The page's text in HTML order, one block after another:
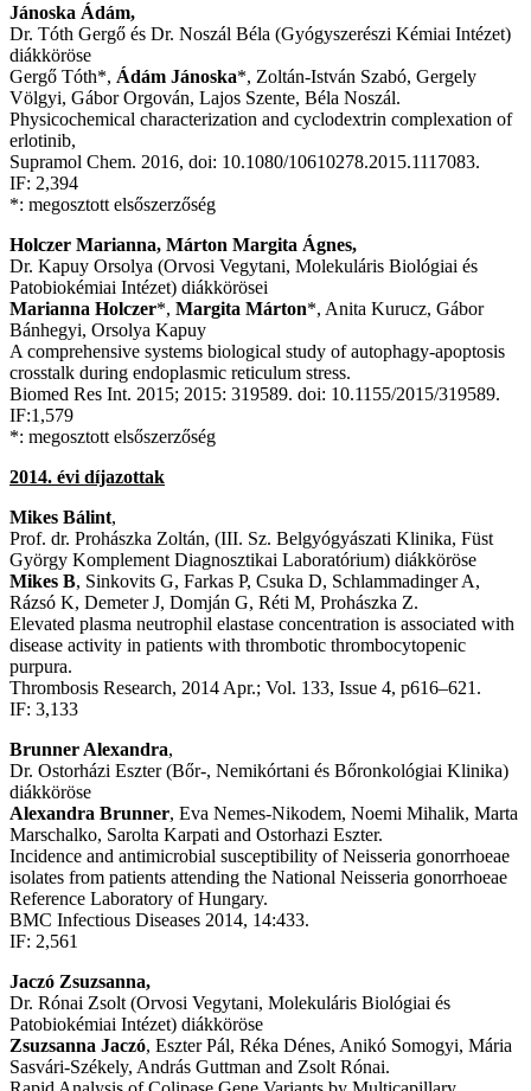
Jánoska Ádám,
Dr. Tóth Gergő és Dr. Noszál Béla (Gyógyszerészi Kémiai Intézet)
diákköröse
Gergő Tóth*, Ádám Jánoska*, Zoltán-István Szabó, Gergely
Völgyi, Gábor Orgován, Lajos Szente, Béla Noszál.
Physicochemical characterization and cyclodextrin complexation of
erlotinib,
Supramol Chem. 2016, doi: 10.1080/10610278.2015.1117083.
IF: 2,394
*: megosztott elsőszerzőség
Holczer Marianna, Márton Margita Ágnes,
Dr. Kapuy Orsolya (Orvosi Vegytani, Molekuláris Biológiai és
Patobiokémiai Intézet) diákkörösei
Marianna Holczer*, Margita Márton*, Anita Kurucz, Gábor
Bánhegyi, Orsolya Kapuy
A comprehensive systems biological study of autophagy-apoptosis
crosstalk during endoplasmic reticulum stress.
Biomed Res Int. 2015; 2015: 319589. doi: 10.1155/2015/319589.
IF:1,579
*: megosztott elsőszerzőség
2014. évi díjazottak
Mikes Bálint,
Prof. dr. Prohászka Zoltán, (III. Sz. Belgyógyászati Klinika, Füst
György Komplement Diagnosztikai Laboratórium) diákköröse
Mikes B, Sinkovits G, Farkas P, Csuka D, Schlammadinger A,
Rázsó K, Demeter J, Domján G, Réti M, Prohászka Z.
Elevated plasma neutrophil elastase concentration is associated with
disease activity in patients with thrombotic thrombocytopenic
purpura.
Thrombosis Research, 2014 Apr.; Vol. 133, Issue 4, p616–621.
IF: 3,133
Brunner Alexandra,
Dr. Ostorházi Eszter (Bőr-, Nemikórtani és Bőronkológiai Klinika)
diákköröse
Alexandra Brunner, Eva Nemes-Nikodem, Noemi Mihalik, Marta
Marschalko, Sarolta Karpati and Ostorhazi Eszter.
Incidence and antimicrobial susceptibility of Neisseria gonorrhoeae
isolates from patients attending the National Neisseria gonorrhoeae
Reference Laboratory of Hungary.
BMC Infectious Diseases 2014, 14:433.
IF: 2,561
Jaczó Zsuzsanna,
Dr. Rónai Zsolt (Orvosi Vegytani, Molekuláris Biológiai és
Patobiokémiai Intézet) diákköröse
Zsuzsanna Jaczó, Eszter Pál, Réka Dénes, Anikó Somogyi, Mária
Sasvári-Székely, András Guttman and Zsolt Rónai.